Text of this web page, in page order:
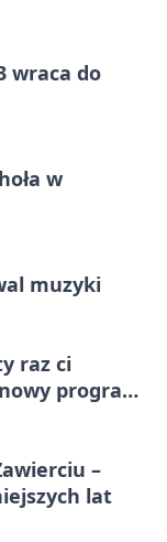
wraca do
w
muzyki
raz ci
program
–
lat